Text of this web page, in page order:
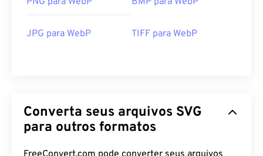
JPG para WebP TIFF para WebP
Converta seus arquivos SVG
para outros formatos